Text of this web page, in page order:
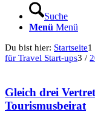
Suche
Menü Menü
Du bist hier: Startseite1
für Travel Start-ups3 /
Gleich drei
Tourismusbeirat